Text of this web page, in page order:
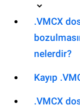
.VMCX
nelerdir?
Kayıp
.VMCX